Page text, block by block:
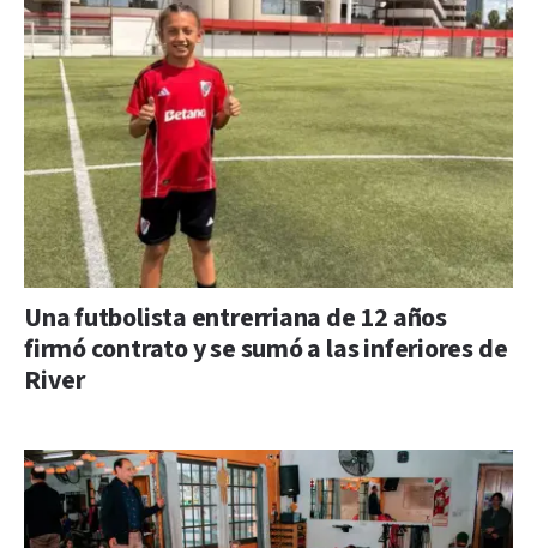
Una futbolista entrerriana de 12 años
firmó contrato y se sumó a las inferiores de
River